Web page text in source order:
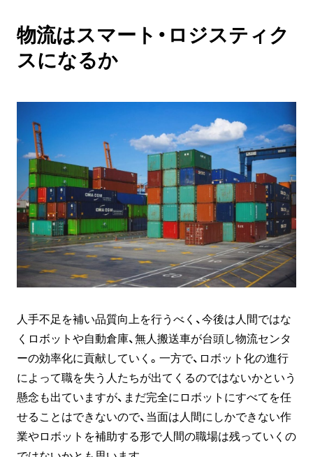
物流はスマート・ロジスティク
スになるか
人手不足を補い品質向上を行うべく、今後は人間ではな
くロボットや自動倉庫、無人搬送車が台頭し物流センタ
ーの効率化に貢献していく。一方で、ロボット化の進行
によって職を失う人たちが出てくるのではないかという
懸念も出ていますが、まだ完全にロボットにすべてを任
せることはできないので、当面は人間にしかできない作
業やロボットを補助する形で人間の職場は残っていくの